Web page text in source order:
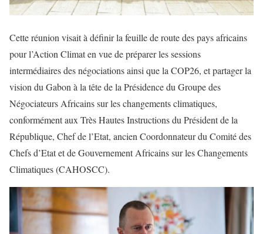
Cette réunion visait à définir la feuille de route des pays africains
pour l’Action Climat en vue de préparer les sessions
intermédiaires des négociations ainsi que la COP26, et partager la
vision du Gabon à la tête de la Présidence du Groupe des
Négociateurs Africains sur les changements climatiques,
conformément aux Très Hautes Instructions du Président de la
République, Chef de l’Etat, ancien Coordonnateur du Comité des
Chefs d’Etat et de Gouvernement Africains sur les Changements
Climatiques (CAHOSCC).